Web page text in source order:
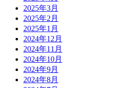
2025年3月
2025年2月
2025年1月
2024年12月
2024年11月
2024年10月
2024年9月
2024年8月